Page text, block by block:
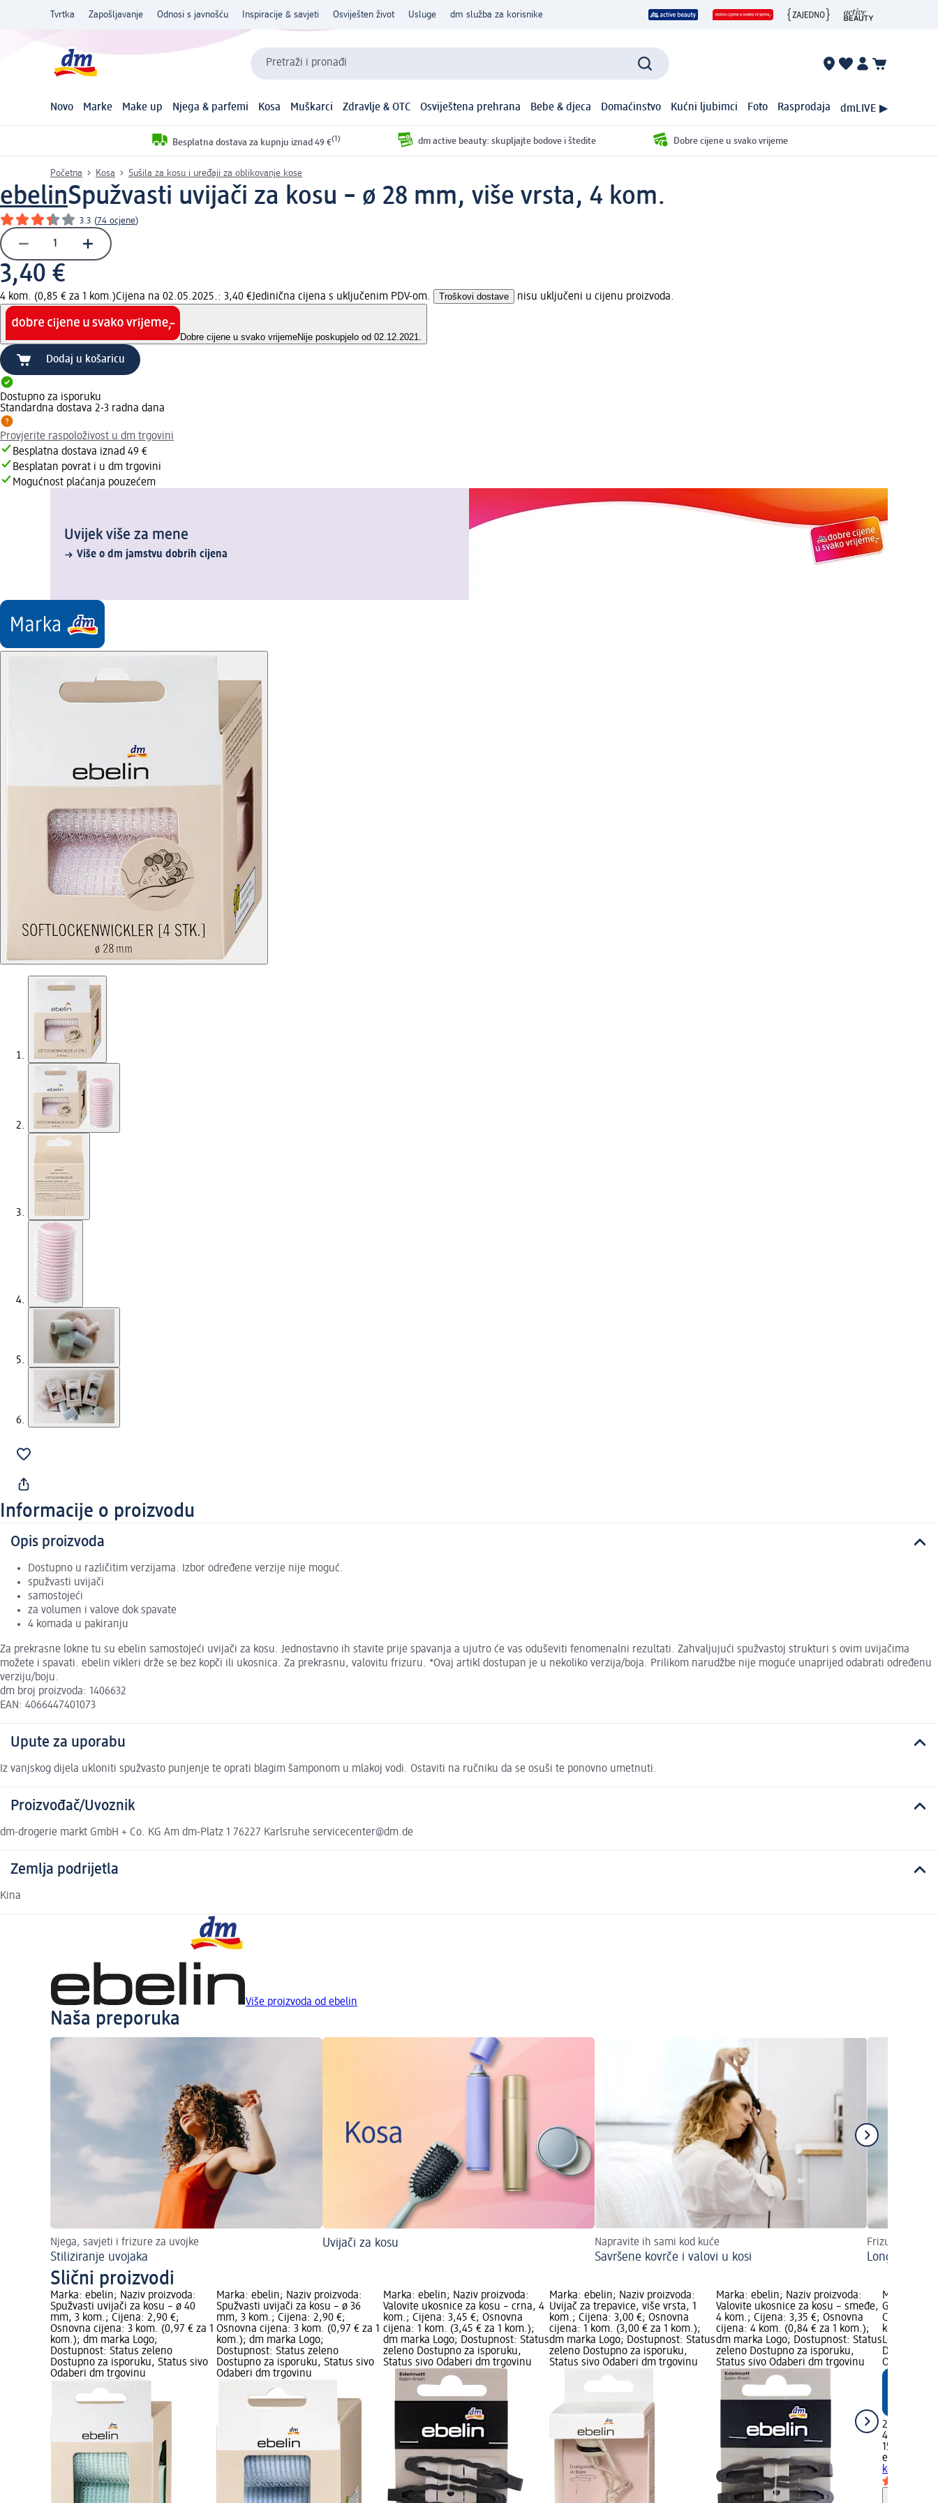
Tvrtka Zapošljavanje Odnosi s javnošću Inspiracije & savjeti Osviješten život Usluge dm služba za korisnike
Pretraži i pronađi
Novo Marke Make up Njega & parfemi Kosa Muškarci Zdravlje & OTC Osviještena prehrana Bebe & djeca Domaćinstvo Kućni ljubimci Foto Rasprodaja dmLIVE ▶
Besplatna dostava za kupnju iznad 49 €(1) dm active beauty: skupljajte bodove i štedite Dobre cijene u svako vrijeme
Početna Kosa Sušila za kosu i uređaji za oblikovanje kose
ebelinSpužvasti uvijači za kosu – ø 28 mm, više vrsta, 4 kom.
3.3 (74 ocjene)
3,40 €
4 kom. (0,85 € za 1 kom.)Cijena na 02.05.2025.: 3,40 €Jedinična cijena s uključenim PDV-om. Troškovi dostave nisu uključeni u cijenu proizvoda.
Dobre cijene u svako vrijemeNije poskupjelo od 02.12.2021.
Dodaj u košaricu
Dostupno za isporuku
Standardna dostava 2-3 radna dana
Provjerite raspoloživost u dm trgovini
Besplatna dostava iznad 49 €
Besplatan povrat i u dm trgovini
Mogućnost plaćanja pouzećem
Uvijek više za mene
Više o dm jamstvu dobrih cijena
Informacije o proizvodu
Opis proizvoda
Dostupno u različitim verzijama. Izbor određene verzije nije moguć.
spužvasti uvijači
samostojeći
za volumen i valove dok spavate
4 komada u pakiranju
Za prekrasne lokne tu su ebelin samostojeći uvijači za kosu. Jednostavno ih stavite prije spavanja a ujutro će vas oduševiti fenomenalni rezultati. Zahvaljujući spužvastoj strukturi s ovim uvijačima
možete i spavati. ebelin vikleri drže se bez kopči ili ukosnica. Za prekrasnu, valovitu frizuru. *Ovaj artikl dostupan je u nekoliko verzija/boja. Prilikom narudžbe nije moguće unaprijed odabrati određenu
verziju/boju.
dm broj proizvoda: 1406632
EAN: 4066447401073
Upute za uporabu
Iz vanjskog dijela ukloniti spužvasto punjenje te oprati blagim šamponom u mlakoj vodi. Ostaviti na ručniku da se osuši te ponovno umetnuti.
Proizvođač/Uvoznik
dm-drogerie markt GmbH + Co. KG Am dm-Platz 1 76227 Karlsruhe servicecenter@dm.de
Zemlja podrijetla
Kina
Više proizvoda od ebelin
Naša preporuka
Njega, savjeti i frizure za uvojke
Stiliziranje uvojaka
Uvijači za kosu Napravite ih sami kod kuće
Savršene kovrče i valovi u kosi
Frizura koju
Long Bob
Slični proizvodi
Marka: ebelin; Naziv proizvoda:
Spužvasti uvijači za kosu – ø 40
mm, 3 kom.; Cijena: 2,90 €;
Osnovna cijena: 3 kom. (0,97 € za 1
kom.); dm marka Logo;
Dostupnost: Status zeleno
Dostupno za isporuku, Status sivo
Odaberi dm trgovinu
Marka: ebelin; Naziv proizvoda:
Spužvasti uvijači za kosu – ø 36
mm, 3 kom.; Cijena: 2,90 €;
Osnovna cijena: 3 kom. (0,97 € za 1
kom.); dm marka Logo;
Dostupnost: Status zeleno
Dostupno za isporuku, Status sivo
Odaberi dm trgovinu
Marka: ebelin; Naziv proizvoda:
Valovite ukosnice za kosu – crna, 4
kom.; Cijena: 3,45 €; Osnovna
cijena: 1 kom. (3,45 € za 1 kom.);
dm marka Logo; Dostupnost: Status
zeleno Dostupno za isporuku,
Status sivo Odaberi dm trgovinu
Marka: ebelin; Naziv proizvoda:
Uvijač za trepavice, više vrsta, 1
kom.; Cijena: 3,00 €; Osnovna
cijena: 1 kom. (3,00 € za 1 kom.);
dm marka Logo; Dostupnost: Status
zeleno Dostupno za isporuku,
Status sivo Odaberi dm trgovinu
Marka: ebelin; Naziv proizvoda:
Valovite ukosnice za kosu – smeđe,
4 kom.; Cijena: 3,35 €; Osnovna
cijena: 4 kom. (0,84 € za 1 kom.);
dm marka Logo; Dostupnost: Status
zeleno Dostupno za isporuku,
Status sivo Odaberi dm trgovinu
Marka:
Gumice za
Cijena:
kom. (0,56
Logo;
Dostupno
Odaberi
2,25 €
4 kom.
ebelin
kom.